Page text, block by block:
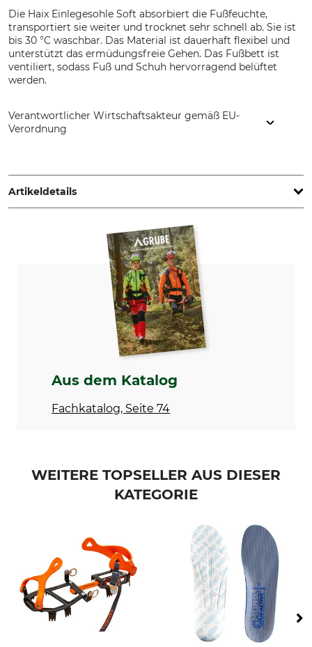
Die Haix Einlegesohle Soft absorbiert die Fußfeuchte,
transportiert sie weiter und trocknet sehr schnell ab. Sie ist
bis 30 °C waschbar. Das Material ist dauerhaft flexibel und
unterstützt das ermüdungsfreie Gehen. Das Fußbett ist
ventiliert, sodass Fuß und Schuh hervorragend belüftet
werden.
Verantwortlicher Wirtschaftsakteur gemäß EU-
Verordnung
84048 Mainburg, Germany, www.haix.com
Artikeldetails
Produkttyp
Einlegesohlen
Modellbezeichnung
Waschen
30 °C Buntwäsche
Trocknen
Nicht im Wäschetrockner
trocknen
Nicht bügeln
Nicht trockenreinigen
Schuhgröße (EU)
Schuhgröße
Aus dem Katalog
Fachkatalog, Seite 74
WEITERE TOPSELLER AUS DIESER
KATEGORIE